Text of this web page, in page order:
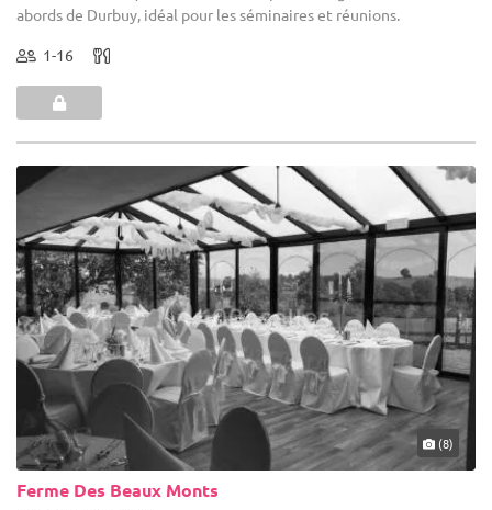
abords de Durbuy, idéal pour les séminaires et réunions.
1-16
(8)
Ferme Des Beaux Monts